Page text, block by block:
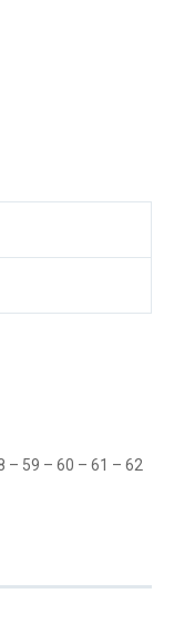
– 59 – 60 – 61 – 62